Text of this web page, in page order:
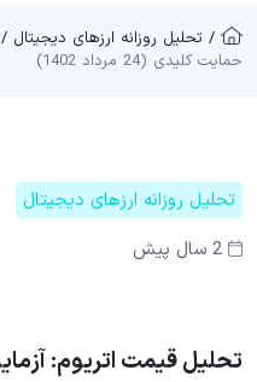
/ تحلیل روزانه ارزهای دیجیتال /
حمایت کلیدی (24 مرداد 1402)
تحلیل روزانه ارزهای دیجیتال
2 سال پیش